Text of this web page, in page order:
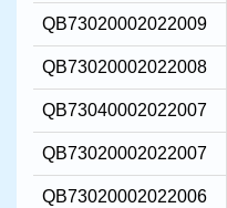
QB73020002022009
QB73020002022008
QB73040002022007
QB73020002022007
QB73020002022006